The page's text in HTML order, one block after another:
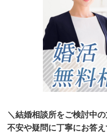
＼結婚相談所をご検討中の
不安や疑問に丁寧にお答